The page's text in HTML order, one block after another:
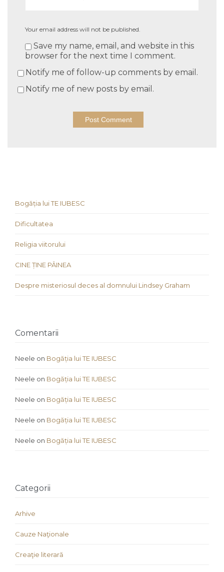
Your email address will not be published.
Save my name, email, and website in this
browser for the next time I comment.
Notify me of follow-up comments by email.
Notify me of new posts by email.
Bogăția lui TE IUBESC
Dificultatea
Religia viitorului
CINE ȚINE PÂINEA
Despre misteriosul deces al domnului Lindsey Graham
Comentarii
Neele on Bogăția lui TE IUBESC
Neele on Bogăția lui TE IUBESC
Neele on Bogăția lui TE IUBESC
Neele on Bogăția lui TE IUBESC
Neele on Bogăția lui TE IUBESC
Categorii
Arhive
Cauze Naţionale
Creaţie literară